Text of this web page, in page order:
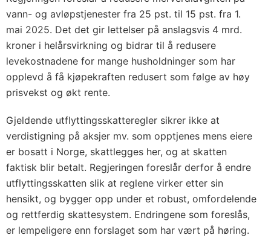
vann- og avløpstjenester fra 25 pst. til 15 pst. fra 1.
mai 2025. Det det gir lettelser på anslagsvis 4 mrd.
kroner i helårsvirkning og bidrar til å redusere
levekostnadene for mange husholdninger som har
opplevd å få kjøpekraften redusert som følge av høy
prisvekst og økt rente.
Gjeldende utflyttingsskatteregler sikrer ikke at
verdistigning på aksjer mv. som opptjenes mens eiere
er bosatt i Norge, skattlegges her, og at skatten
faktisk blir betalt. Regjeringen foreslår derfor å endre
utflyttingsskatten slik at reglene virker etter sin
hensikt, og bygger opp under et robust, omfordelende
og rettferdig skattesystem. Endringene som foreslås,
er lempeligere enn forslaget som har vært på høring.